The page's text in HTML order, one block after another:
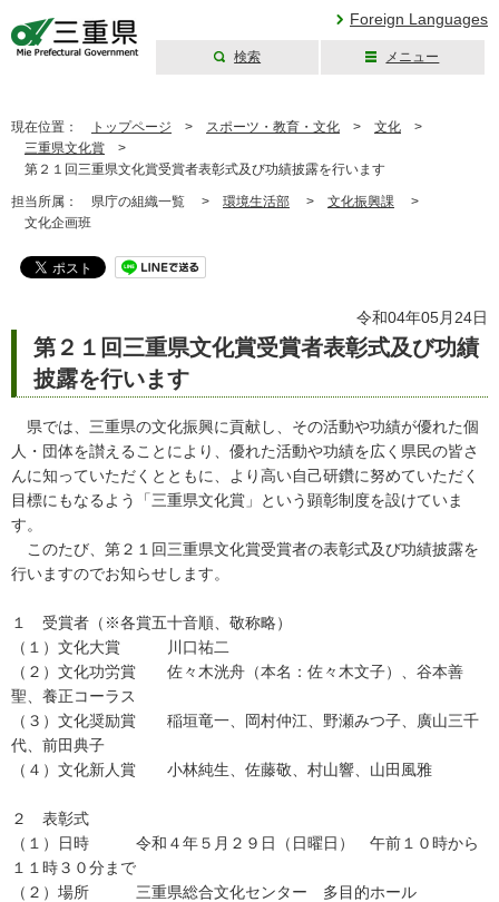
Foreign Languages
検索 メニュー
現在位置： トップページ > スポーツ・教育・文化 > 文化 >
三重県文化賞 >
第２１回三重県文化賞受賞者表彰式及び功績披露を行います
担当所属： 県庁の組織一覧 > 環境生活部 > 文化振興課 >
文化企画班
令和04年05月24日
第２１回三重県文化賞受賞者表彰式及び功績
披露を行います
県では、三重県の文化振興に貢献し、その活動や功績が優れた個
人・団体を讃えることにより、優れた活動や功績を広く県民の皆さ
んに知っていただくとともに、より高い自己研鑽に努めていただく
目標にもなるよう「三重県文化賞」という顕彰制度を設けていま
す。
このたび、第２１回三重県文化賞受賞者の表彰式及び功績披露を
行いますのでお知らせします。
１ 受賞者（※各賞五十音順、敬称略）
（１）文化大賞 川口祐二
（２）文化功労賞 佐々木洸舟（本名：佐々木文子）、谷本善
聖、養正コーラス
（３）文化奨励賞 稲垣竜一、岡村仲江、野瀬みつ子、廣山三千
代、前田典子
（４）文化新人賞 小林純生、佐藤敬、村山響、山田風雅
２ 表彰式
（１）日時 令和４年５月２９日（日曜日） 午前１０時から
１１時３０分まで
（２）場所 三重県総合文化センター 多目的ホール